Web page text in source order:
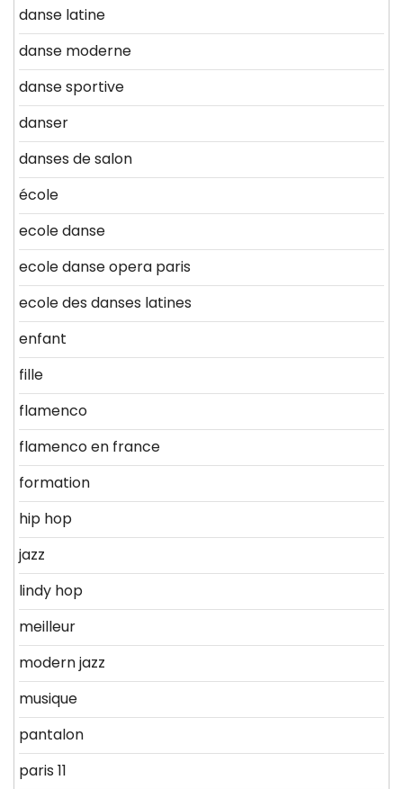
danse latine
danse moderne
danse sportive
danser
danses de salon
école
ecole danse
ecole danse opera paris
ecole des danses latines
enfant
fille
flamenco
flamenco en france
formation
hip hop
jazz
lindy hop
meilleur
modern jazz
musique
pantalon
paris 11